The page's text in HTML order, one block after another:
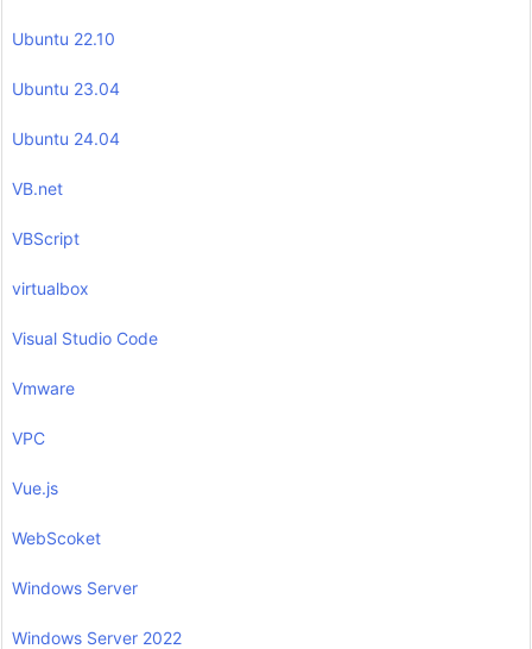
Ubuntu 22.10
Ubuntu 23.04
Ubuntu 24.04
VB.net
VBScript
virtualbox
Visual Studio Code
Vmware
VPC
Vue.js
WebScoket
Windows Server
Windows Server 2022